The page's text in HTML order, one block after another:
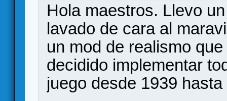
Hola maestros. Llevo
lavado de cara al
un mod de realismo
decidido implementar
juego desde 1939